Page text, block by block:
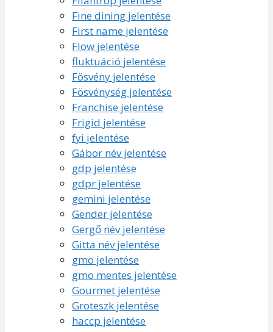
Fine dining jelentése
First name jelentése
Flow jelentése
fluktuáció jelentése
Fösvény jelentése
Fösvénység jelentése
Franchise jelentése
Frigid jelentése
fyi jelentése
Gábor név jelentése
gdp jelentése
gdpr jelentése
gemini jelentése
Gender jelentése
Gergő név jelentése
Gitta név jelentése
gmo jelentése
gmo mentes jelentése
Gourmet jelentése
Groteszk jelentése
haccp jelentése